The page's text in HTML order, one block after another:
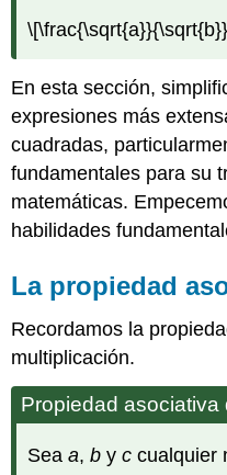
En esta sección,
expresiones más
cuadradas,
fundamentales para su
matemáticas.
habilidades
La propiedad
Recordamos la
multiplicación.
Propiedad asociativa
Seaa,b yc cualquier